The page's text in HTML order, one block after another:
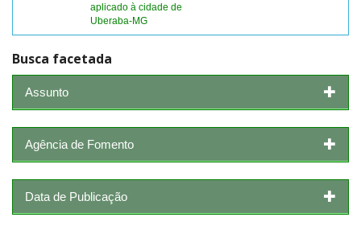
aplicado à cidade de
Uberaba-MG
Busca facetada
Assunto
Agência de Fomento
Data de Publicação